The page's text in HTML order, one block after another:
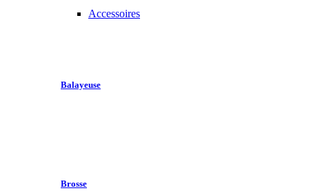
Accessoires
Balayeuse
Brosse